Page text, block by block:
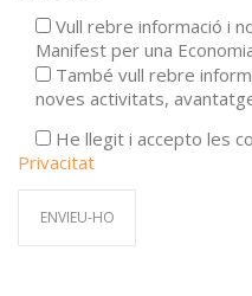
Vull rebre informació i
Manifest per una
També vull rebre
noves activitats,
He llegit i accepto les
Privacitat